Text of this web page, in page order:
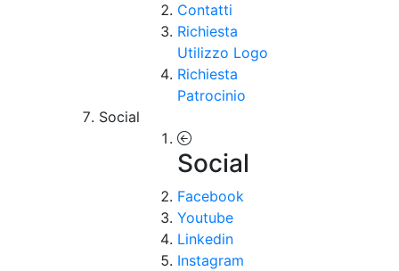
Contatti
Richiesta
Utilizzo Logo
Richiesta
Patrocinio
Social
Social
Facebook
Youtube
Linkedin
Instagram